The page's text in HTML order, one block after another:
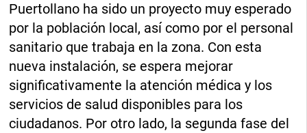
Puertollano ha sido un proyecto muy esperado
por la población local, así como por el personal
sanitario que trabaja en la zona. Con esta
nueva instalación, se espera mejorar
significativamente la atención médica y los
servicios de salud disponibles para los
ciudadanos. Por otro lado, la segunda fase del